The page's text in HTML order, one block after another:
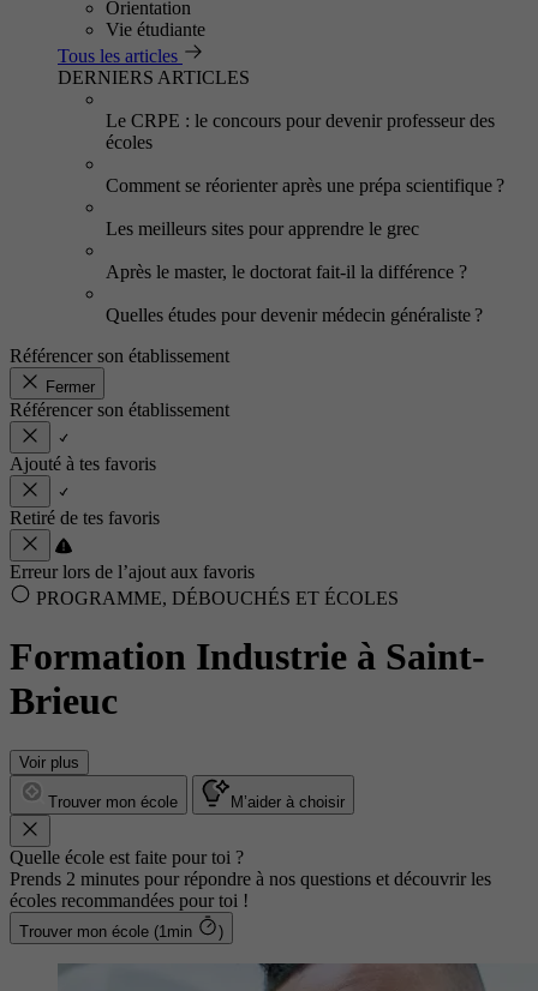
Orientation
Vie étudiante
Tous les articles
DERNIERS ARTICLES
Le CRPE : le concours pour devenir professeur des
écoles
Comment se réorienter après une prépa scientifique ?
Les meilleurs sites pour apprendre le grec
Après le master, le doctorat fait-il la différence ?
Quelles études pour devenir médecin généraliste ?
Référencer son établissement
Fermer
Référencer son établissement
Ajouté à tes favoris
Retiré de tes favoris
Erreur lors de l’ajout aux favoris
PROGRAMME, DÉBOUCHÉS ET ÉCOLES
Formation Industrie à Saint-
Brieuc
Voir plus
Trouver mon école M’aider à choisir
Quelle école est faite pour toi ?
Prends 2 minutes pour répondre à nos questions et découvrir les
écoles recommandées pour toi !
Trouver mon école (1min )